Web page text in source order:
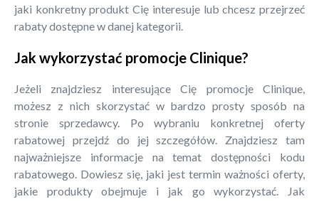
jaki konkretny produkt Cię interesuje lub chcesz przejrzeć
rabaty dostępne w danej kategorii.
Jak wykorzystać promocje Clinique?
Jeżeli znajdziesz interesujące Cię promocje Clinique,
możesz z nich skorzystać w bardzo prosty sposób na
stronie sprzedawcy. Po wybraniu konkretnej oferty
rabatowej przejdź do jej szczegółów. Znajdziesz tam
najważniejsze informacje na temat dostępności kodu
rabatowego. Dowiesz się, jaki jest termin ważności oferty,
jakie produkty obejmuje i jak go wykorzystać. Jak